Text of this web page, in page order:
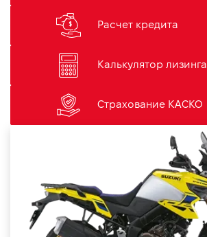
Расчет кредита
Калькулятор лизинга
Страхование КАСКО